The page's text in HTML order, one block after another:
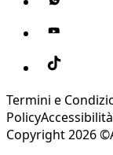
Termini e
PolicyAccessibilità
Copyright 2026